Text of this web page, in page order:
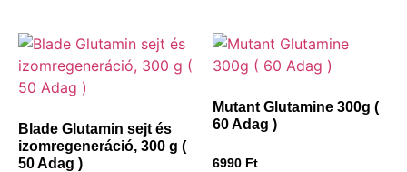
Blade Glutamin sejt és
izomregeneráció, 300 g (
50 Adag )
Mutant Glutamine 300g (
60 Adag )
6990 Ft